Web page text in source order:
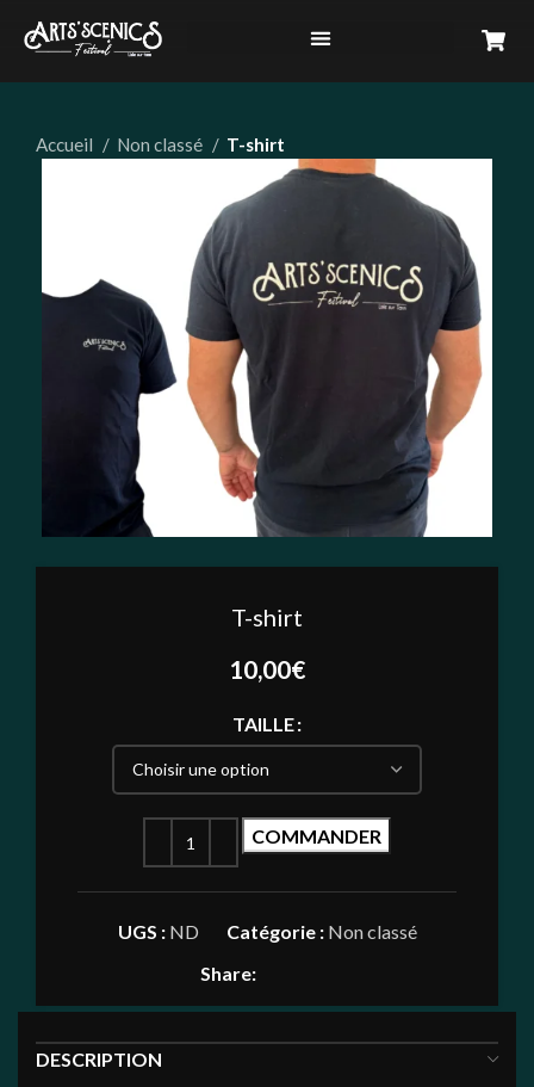
Accueil Non classé T-shirt
T-shirt
10,00€
TAILLE
COMMANDER
UGS : ND Catégorie : Non classé
Share:
DESCRIPTION